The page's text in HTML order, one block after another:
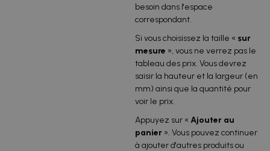
besoin dans l'espace
correspondant.
Si vous choisissez la taille « sur
mesure », vous ne verrez pas le
tableau des prix. Vous devrez
saisir la hauteur et la largeur (en
mm) ainsi que la quantité pour
voir le prix.
Appuyez sur « Ajouter au
panier ». Vous pouvez continuer
à ajouter d'autres produits ou